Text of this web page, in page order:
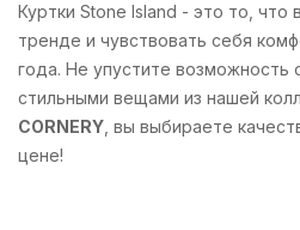
Куртки Stone Island - это то,
тренде и чувствовать себя
года. Не упустите возможность
стильными вещами из нашей
CORNERY , вы выбираете
цене!